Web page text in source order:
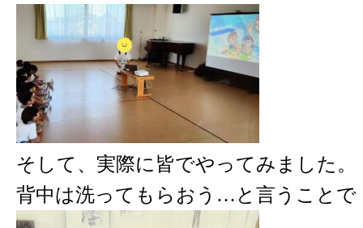
そして、実際に皆でやってみました。
背中は洗ってもらおう…と言うことで